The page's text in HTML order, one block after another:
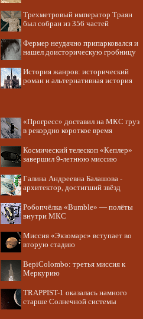
Трехметровый император Траян
был собран из 356 частей
Фермер неудачно припарковался и
нашел доисторическую гробницу
История жанров: исторический
роман и альтернативная история
«Прогресс» доставил на МКС груз
в рекордно короткое время
Космический телескоп «Кеплер»
завершил 9-летнюю миссию
Галина Андреевна Балашова -
архитектор, достигший звёзд
Робопчёлка «Bumble» — полёты
внутри МКС
Миссия «Экзомарс» вступает во
вторую стадию
BepiColombo: третья миссия к
Меркурию
TRAPPIST-1 оказалась намного
старше Солнечной системы